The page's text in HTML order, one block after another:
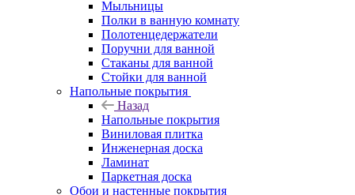
Мыльницы
Полки в ванную комнату
Полотенцедержатели
Поручни для ванной
Стаканы для ванной
Стойки для ванной
Напольные покрытия
Назад
Напольные покрытия
Виниловая плитка
Инженерная доска
Ламинат
Паркетная доска
Обои и настенные покрытия